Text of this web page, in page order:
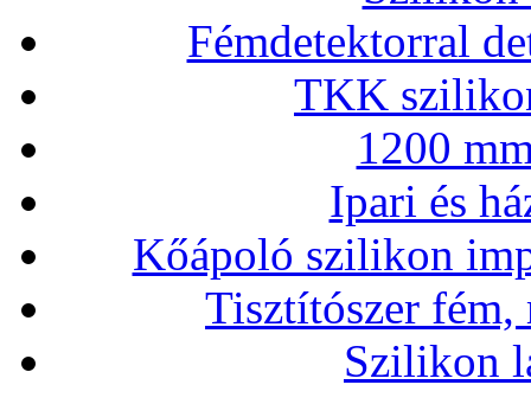
Fémdetektorral
TKK
1200
Ipari és
Kőápoló szilikon
Tisztítószer
Szilikon